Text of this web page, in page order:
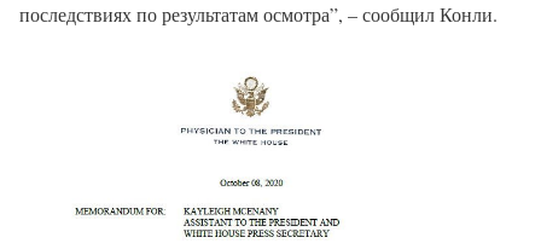
последствиях по результатам осмотра”, – сообщил Конли.